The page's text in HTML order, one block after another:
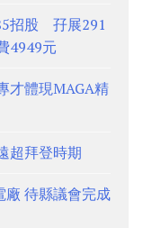
招股 孖展291
4949元
才體現MAGA精
超拜登時期
廠 待縣議會完成